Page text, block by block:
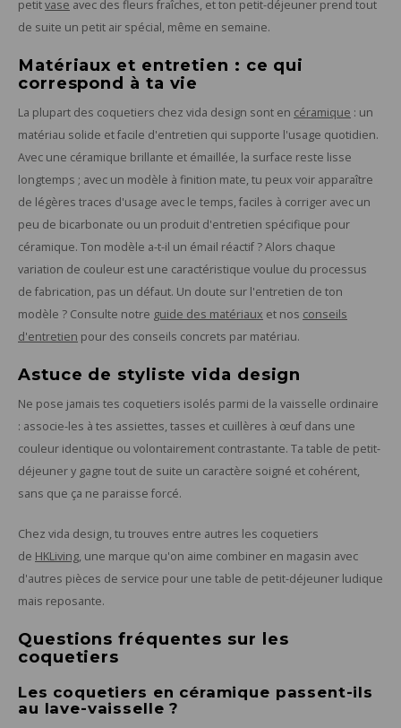
petitvase avec des fleurs fraîches, et ton petit-déjeuner prend tout
de suite un petit air spécial, même en semaine.
Matériaux et entretien : ce qui
correspond à ta vie
La plupart des coquetiers chez vida design sont en céramique : un
matériau solide et facile d'entretien qui supporte l'usage quotidien.
Avec une céramique brillante et émaillée, la surface reste lisse
longtemps ; avec un modèle à finition mate, tu peux voir apparaître
de légères traces d'usage avec le temps, faciles à corriger avec un
peu de bicarbonate ou un produit d'entretien spécifique pour
céramique. Ton modèle a-t-il un émail réactif ? Alors chaque
variation de couleur est une caractéristique voulue du processus
de fabrication, pas un défaut. Un doute sur l'entretien de ton
modèle ? Consulte notre guide des matériaux et nos conseils
d'entretien pour des conseils concrets par matériau.
Astuce de styliste vida design
Ne pose jamais tes coquetiers isolés parmi de la vaisselle ordinaire
: associe-les à tes assiettes, tasses et cuillères à œuf dans une
couleur identique ou volontairement contrastante. Ta table de petit-
déjeuner y gagne tout de suite un caractère soigné et cohérent,
sans que ça ne paraisse forcé.
Chez vida design, tu trouves entre autres les coquetiers
de HKLiving, une marque qu'on aime combiner en magasin avec
d'autres pièces de service pour une table de petit-déjeuner ludique
mais reposante.
Questions fréquentes sur les
coquetiers
Les coquetiers en céramique passent-ils
au lave-vaisselle ?